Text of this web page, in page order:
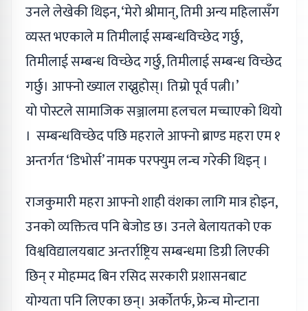
उनले लेखेकी थिइन, ‘मेरो श्रीमान्, तिमी अन्य महिलासँग
व्यस्त भएकाले म तिमीलाई सम्बन्धविच्छेद गर्छु,
तिमीलाई सम्बन्ध विच्छेद गर्छु, तिमीलाई सम्बन्ध विच्छेद
गर्छु। आफ्नो ख्याल राख्नुहोस्। तिम्रो पूर्व पत्नी।’
याे पोस्टले सामाजिक सञ्जालमा हलचल मच्चाएको थियाे
। सम्बन्धविच्छेद पछि महराले आफ्नो ब्राण्ड महरा एम १
अन्तर्गत ‘डिभोर्स’ नामक परफ्युम लन्च गरेकी थिइन् ।
राजकुमारी महरा आफ्नो शाही वंशका लागि मात्र होइन,
उनको व्यक्तित्व पनि बेजोड छ। उनले बेलायतको एक
विश्वविद्यालयबाट अन्तर्राष्ट्रिय सम्बन्धमा डिग्री लिएकी
छिन् र मोहम्मद बिन रसिद सरकारी प्रशासनबाट
योग्यता पनि लिएका छन्। अर्कोतर्फ, फ्रेन्च मोन्टाना